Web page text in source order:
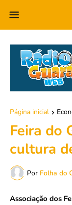
Página inicial
Feira do
cultura
Por Folha do
Associação dos